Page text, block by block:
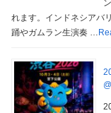
れます。インドネシアバ
踊やガムラン生演奏 …